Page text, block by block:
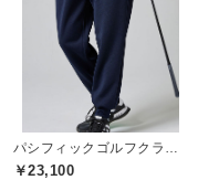
￥23,100